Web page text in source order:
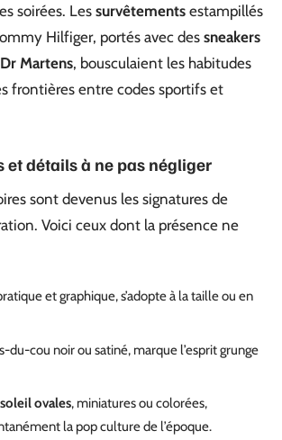
soirées. Les survêtements estampillés
Hilfiger, portés avec des sneakers
Dr Martens, bousculaient les habitudes
frontières entre codes sportifs et
et détails à ne pas négliger
sont devenus les signatures de
Voici ceux dont la présence ne
et graphique, s’adopte à la taille ou en
du-cou noir ou satiné, marque l’esprit grunge
ovales, miniatures ou colorées,
la pop culture de l’époque.